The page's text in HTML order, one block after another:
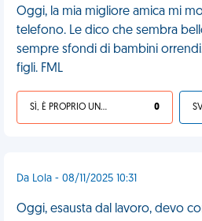
Oggi, la mia migliore amica mi
telefono. Le dico che sembra
sempre sfondi di bambini
figli. FML
SÌ, È PROPRIO UNA VDM! 0
Da Lola - 08/11/2025 10:31
Oggi, esausta dal lavoro, devo